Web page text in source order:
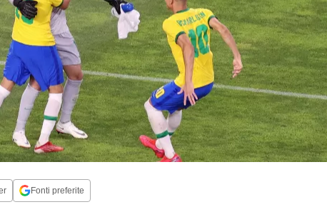
Fonti preferite